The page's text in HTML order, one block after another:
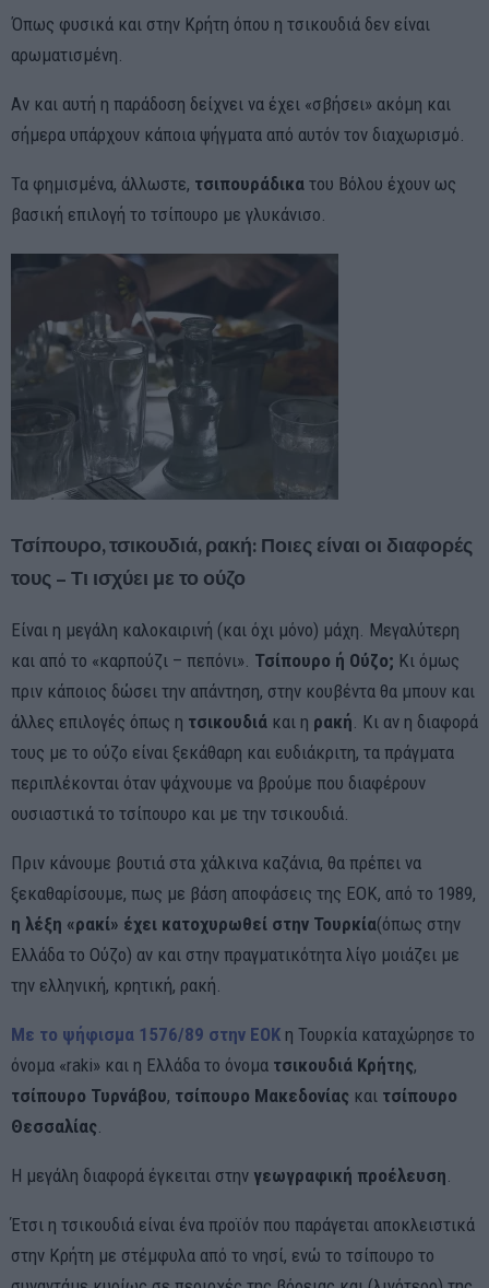
Όπως φυσικά και στην Κρήτη όπου η τσικουδιά δεν είναι
αρωματισμένη.
Αν και αυτή η παράδοση δείχνει να έχει «σβήσει» ακόμη και
σήμερα υπάρχουν κάποια ψήγματα από αυτόν τον διαχωρισμό.
Τα φημισμένα, άλλωστε, τσιπουράδικα του Βόλου έχουν ως
βασική επιλογή το τσίπουρο με γλυκάνισο.
Τσίπουρο, τσικουδιά, ρακή: Ποιες είναι οι διαφορές
τους – Τι ισχύει με το ούζο
Είναι η μεγάλη καλοκαιρινή (και όχι μόνο) μάχη. Μεγαλύτερη
και από το «καρπούζι – πεπόνι». Τσίπουρο ή Ούζο; Κι όμως
πριν κάποιος δώσει την απάντηση, στην κουβέντα θα μπουν και
άλλες επιλογές όπως η τσικουδιά και η ρακή . Κι αν η διαφορά
τους με το ούζο είναι ξεκάθαρη και ευδιάκριτη, τα πράγματα
περιπλέκονται όταν ψάχνουμε να βρούμε που διαφέρουν
ουσιαστικά το τσίπουρο και με την τσικουδιά.
Πριν κάνουμε βουτιά στα χάλκινα καζάνια, θα πρέπει να
ξεκαθαρίσουμε, πως με βάση αποφάσεις της ΕΟΚ, από το 1989,
η λέξη «ρακί» έχει κατοχυρωθεί στην Τουρκία(όπως στην
Ελλάδα το Ούζο) αν και στην πραγματικότητα λίγο μοιάζει με
την ελληνική, κρητική, ρακή.
Με το ψήφισμα 1576/89 στην ΕΟΚ η Τουρκία καταχώρησε το
όνομα «raki» και η Ελλάδα το όνομα τσικουδιά Κρήτης,
τσίπουρο Τυρνάβου, τσίπουρο Μακεδονίας και τσίπουρο
Θεσσαλίας
Η μεγάλη διαφορά έγκειται στην γεωγραφική προέλευση
Έτσι η τσικουδιά είναι ένα προϊόν που παράγεται αποκλειστικά
στην Κρήτη με στέμφυλα από το νησί, ενώ το τσίπουρο το